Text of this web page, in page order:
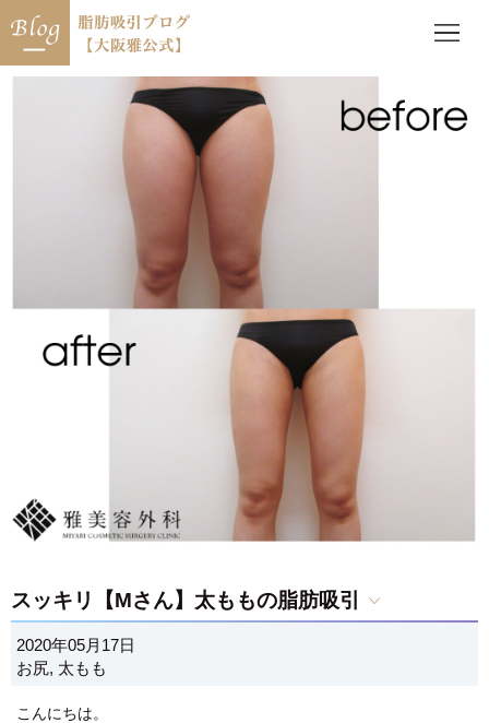
スッキリ【Mさん】太ももの脂肪吸引
2020年05月17日
お尻, 太もも
こんにちは。